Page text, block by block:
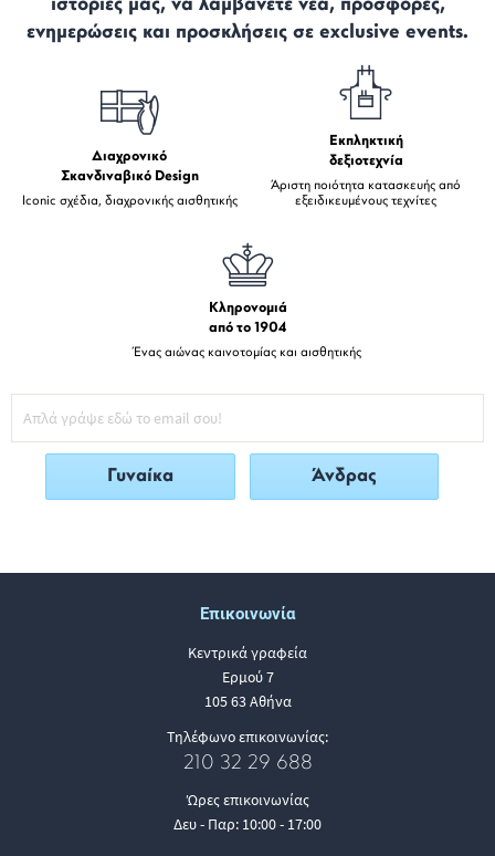
ιστορίες μας, να λαμβάνετε νέα, προσφορές,
ενημερώσεις και προσκλήσεις σε exclusive events.
Διαχρονικό
Σκανδιναβικό Design
Iconic σχέδια, διαχρονικής αισθητικής
Εκπληκτική
δεξιοτεχνία
Άριστη ποιότητα κατασκευής από
εξειδικευμένους τεχνίτες
Κληρονομιά
από το 1904
Ένας αιώνας καινοτομίας και αισθητικής
Γυναίκα Άνδρας
Επικοινωνία
Κεντρικά γραφεία
Ερμού 7
105 63 Αθήνα
Τηλέφωνο επικοινωνίας:
210 32 29 688
Ώρες επικοινωνίας
Δευ - Παρ: 10:00 - 17:00